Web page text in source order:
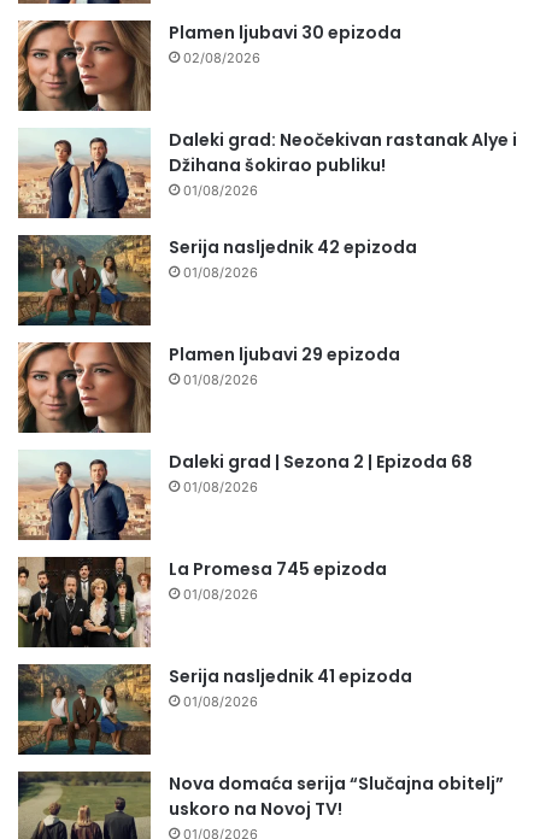
Plamen ljubavi 30 epizoda
02/08/2026
Daleki grad: Neočekivan rastanak Alye i
Džihana šokirao publiku!
01/08/2026
Serija nasljednik 42 epizoda
01/08/2026
Plamen ljubavi 29 epizoda
01/08/2026
Daleki grad | Sezona 2 | Epizoda 68
01/08/2026
La Promesa 745 epizoda
01/08/2026
Serija nasljednik 41 epizoda
01/08/2026
Nova domaća serija “Slučajna obitelj”
uskoro na Novoj TV!
01/08/2026